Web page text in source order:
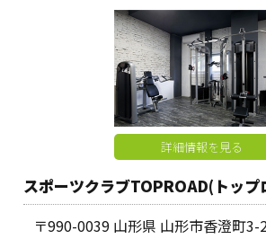
詳細情報を見る
スポーツクラブTOPROAD(トップ
〒990-0039 山形県 山形市香澄町3-